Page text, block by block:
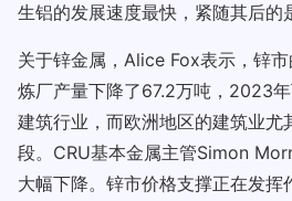
生铝的发展速度最快，紧随其后
关于锌金属，Alice Fox表示，锌
炼厂产量下降了67.2万吨，2023
建筑行业，而欧洲地区的建筑业
段。CRU基本金属主管Simon
大幅下降。锌市价格支撑正在发